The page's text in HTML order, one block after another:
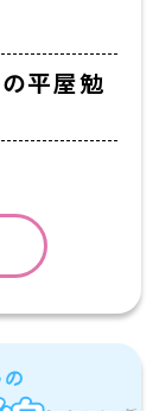
平屋勉